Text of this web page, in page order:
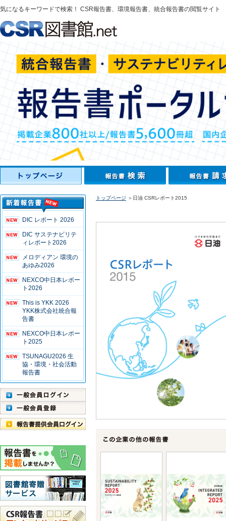
気になるキーワードで検索！ CSR報告書、環境報告書、統合報告書の閲覧サイト
DIC レポート 2026
DIC サステナビリテ
ィレポート2026
メロディアン 環境の
あゆみ2026
NEXCO中日本レポー
ト2026
This is YKK 2026
YKK株式会社統合報
告書
NEXCO中日本レポー
ト2025
TSUNAGU2026 生
協・環境・社会活動
報告書
トップページ ＞日油 CSRレポート2015